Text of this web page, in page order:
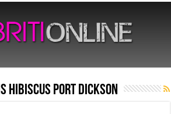
Hibiscus Port Dickson